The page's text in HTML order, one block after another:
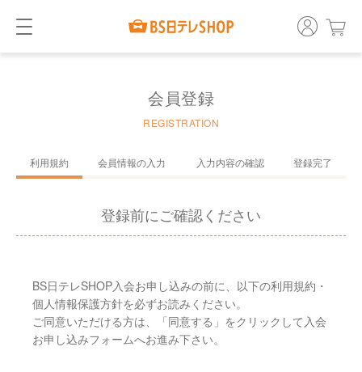
会員登録
REGISTRATION
利用規約 会員情報の入力 入力内容の確認 登録完了
登録前にご確認ください
BS日テレSHOP入会お申し込みの前に、以下の利用規約・
個人情報保護方針を必ずお読みください。
ご同意いただける方は、「同意する」をクリックして入会
お申し込みフォームへお進み下さい。